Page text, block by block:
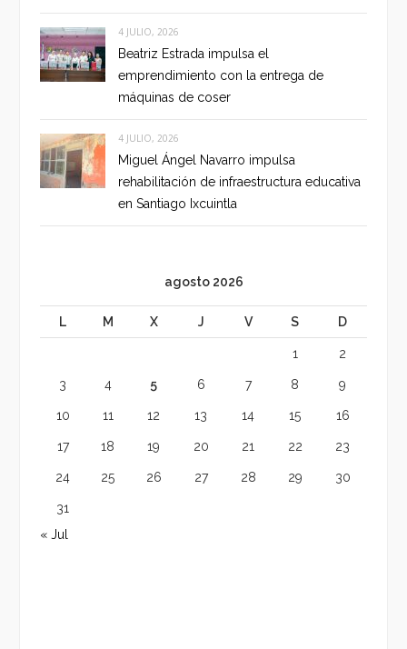
4 JULIO, 2026
Beatriz Estrada impulsa el
emprendimiento con la entrega de
máquinas de coser
4 JULIO, 2026
Miguel Ángel Navarro impulsa
rehabilitación de infraestructura educativa
en Santiago Ixcuintla
agosto 2026
L M X J V S D
1 2
3 4 5 6 7 8 9
10 11 12 13 14 15 16
17 18 19 20 21 22 23
24 25 26 27 28 29 30
31
« Jul